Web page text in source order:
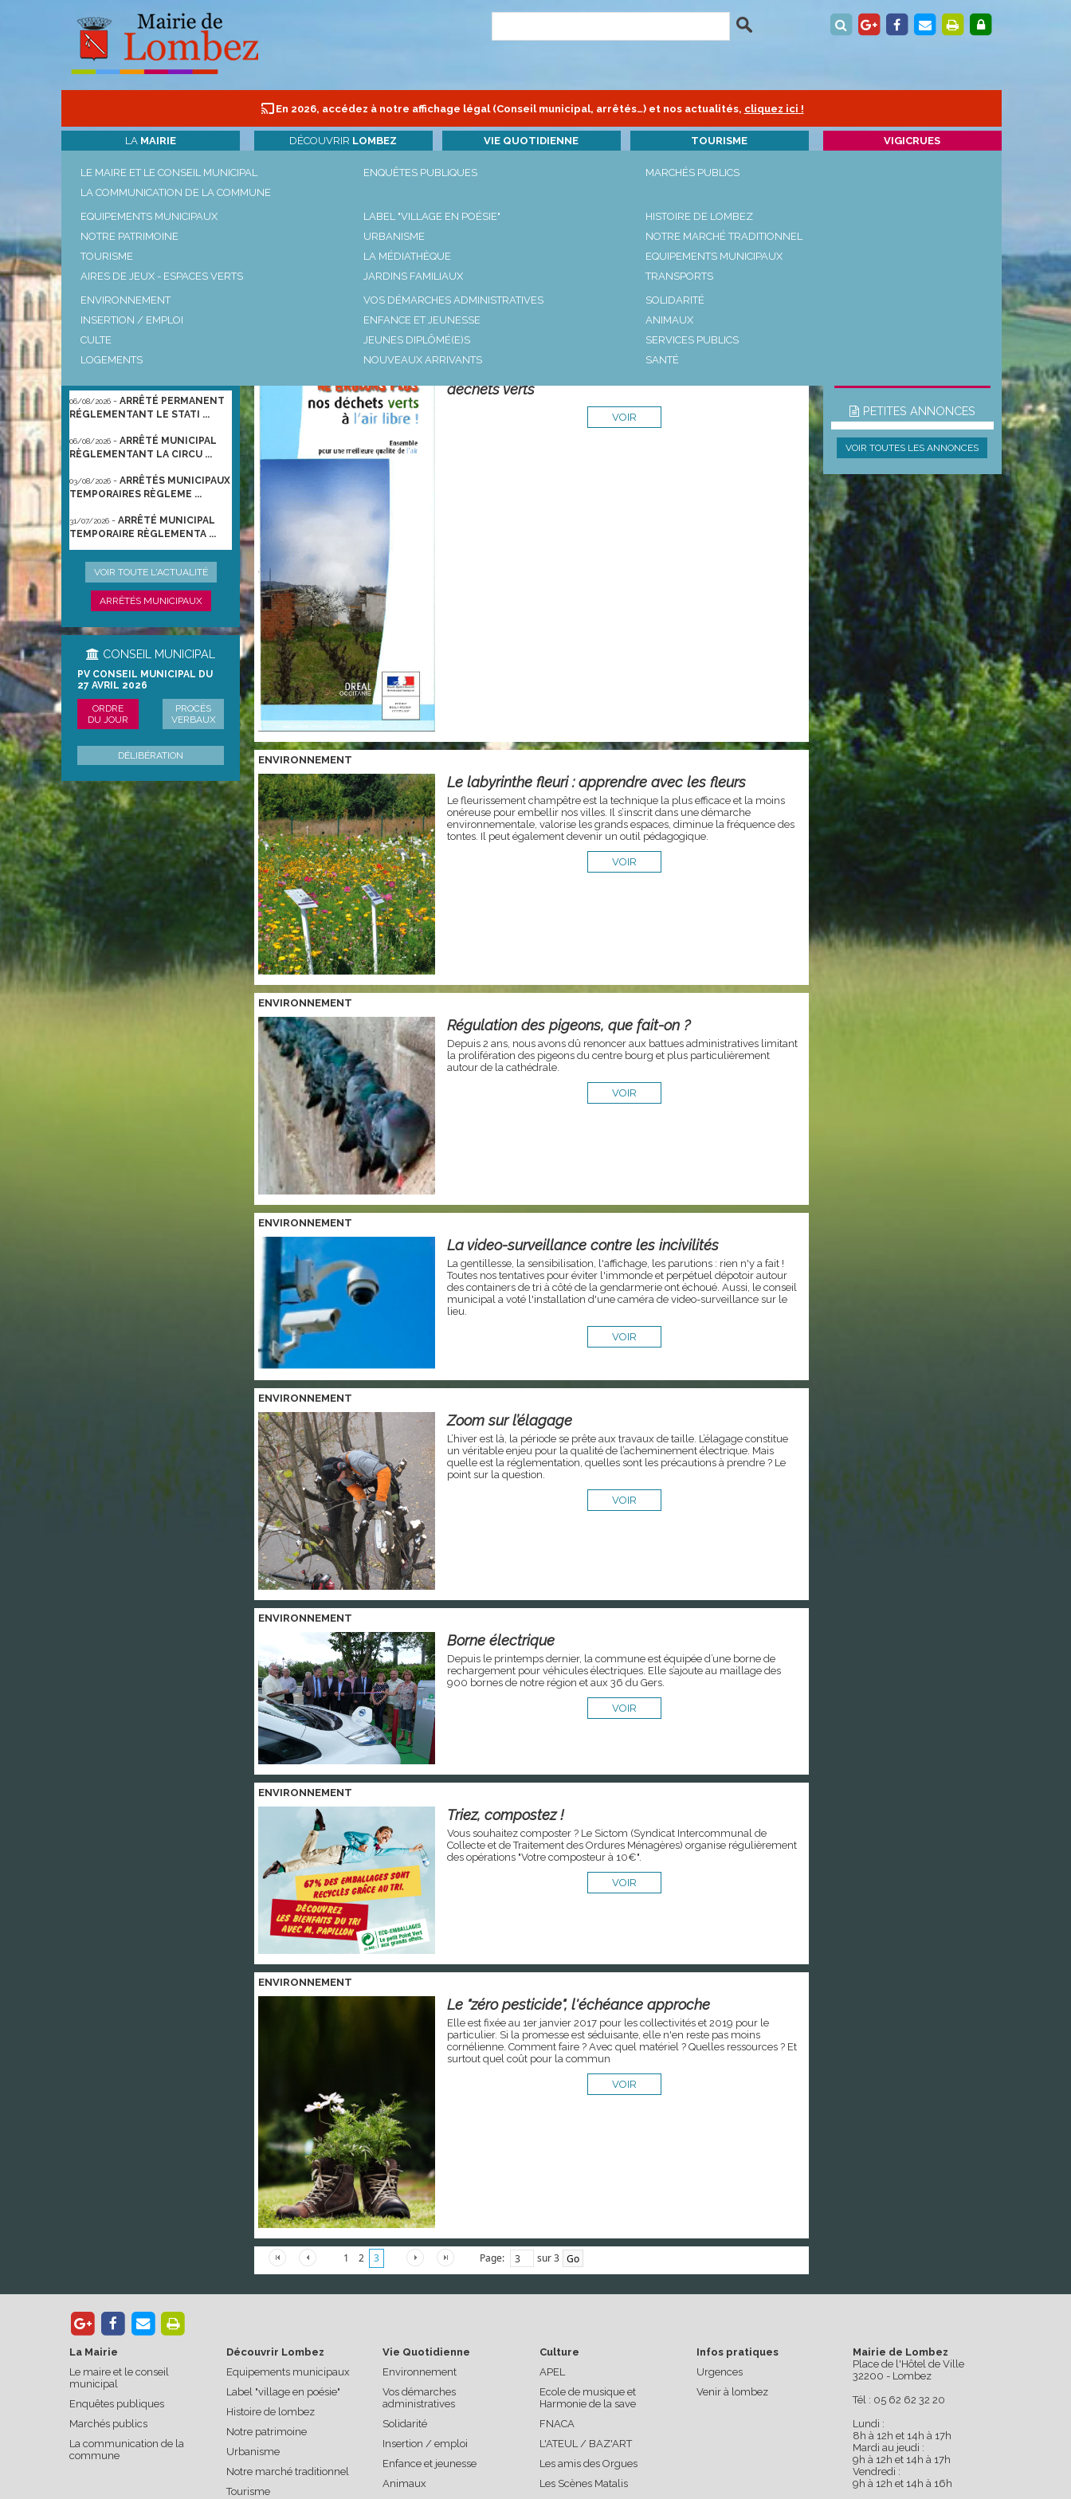
En 2026, accédez à notre affichage légal (Conseil municipal, arrêtés…) et nos actualités, cliquez ici !
LA MAIRIE DÉCOUVRIR LOMBEZ VIE QUOTIDIENNE TOURISME VIGICRUES
LE MAIRE ET LE CONSEIL MUNICIPAL ENQUÊTES PUBLIQUES
MARCHÉS PUBLICS
LA COMMUNICATION DE LA COMMUNE
EQUIPEMENTS MUNICIPAUX
LABEL "VILLAGE EN POÉSIE"
HISTOIRE DE LOMBEZ
NOTRE PATRIMOINE
URBANISME
NOTRE MARCHÉ TRADITIONNEL
TOURISME
LA MÉDIATHÈQUE
EQUIPEMENTS MUNICIPAUX
AIRES DE JEUX - ESPACES VERTS
JARDINS FAMILIAUX
TRANSPORTS
ENVIRONNEMENT
VOS DÉMARCHES ADMINISTRATIVES
SOLIDARITÉ
INSERTION / EMPLOI
ENFANCE ET JEUNESSE
ANIMAUX
CULTE
JEUNES DIPLÔMÉ(E)S
SERVICES PUBLICS
LOGEMENTS
NOUVEAUX ARRIVANTS SANTÉ
06/08/2026-ARRÊTÉ PORTANT
06/08/2026 - ARRÊTÉ PERMANENT
RÉGLEMENTANT LE STATI ...
06/08/2026 - ARRÊTÉ MUNICIPAL
RÈGLEMENTANT LA CIRCU ...
03/08/2026 - ARRÊTÉS MUNICIPAUX
TEMPORAIRES RÈGLEME ...
31/07/2026 - ARRÊTÉ MUNICIPAL
TEMPORAIRE RÈGLEMENTA ...
22/06/2026-ARRÊTÉ
PRÉFECTORAL DU 21/06/2026
VOIR TOUTE L'ACTUALITÉ
ARRÊTÉS MUNICIPAUX
CONSEIL MUNICIPAL
PV CONSEIL MUNICIPAL DU
27 AVRIL 2026
ORDRE
DU JOUR
PROCÈS
VERBAUX
DÉLIBÉRATION
Publié le 31/07/2022
AP du 08/08/2022 AU 31/10/2022 portant limitation des prélèvements
d'eau sur l'ensemble des axes réalimentés du système Neste
Consulter l'arrêté Préfectoral
Arrêté Préfectoral modificatif
déchets verts
VOIR
ENVIRONNEMENT
Le labyrinthe fleuri : apprendre avec les fleurs
Le fleurissement champêtre est la technique la plus efficace et la moins
onéreuse pour embellir nos villes. Il s’inscrit dans une démarche
environnementale, valorise les grands espaces, diminue la fréquence des
tontes. Il peut également devenir un outil pédagogique.
VOIR
ENVIRONNEMENT
Régulation des pigeons, que fait-on ?
Depuis 2 ans, nous avons dû renoncer aux battues administratives limitant
la prolifération des pigeons du centre bourg et plus particulièrement
autour de la cathédrale.
VOIR
ENVIRONNEMENT
La video-surveillance contre les incivilités
La gentillesse, la sensibilisation, l'affichage, les parutions : rien n'y a fait !
Toutes nos tentatives pour éviter l'immonde et perpétuel dépotoir autour
des containers de tri à côté de la gendarmerie ont échoué. Aussi, le conseil
municipal a voté l'installation d'une caméra de video-surveillance sur le
lieu.
VOIR
ENVIRONNEMENT
Zoom sur l’élagage
L’hiver est là, la période se prête aux travaux de taille. L’élagage constitue
un véritable enjeu pour la qualité de l’acheminement électrique. Mais
quelle est la réglementation, quelles sont les précautions à prendre ? Le
point sur la question.
VOIR
ENVIRONNEMENT
Borne électrique
Depuis le printemps dernier, la commune est équipée d’une borne de
rechargement pour véhicules électriques. Elle s’ajoute au maillage des
900 bornes de notre région et aux 36 du Gers.
VOIR
ENVIRONNEMENT
Triez, compostez !
Vous souhaitez composter ? Le Sictom (Syndicat Intercommunal de
Collecte et de Traitement des Ordures Ménagères) organise régulièrement
des opérations "Votre composteur à 10€".
VOIR
ENVIRONNEMENT
Le "zéro pesticide", l'échéance approche
Elle est fixée au 1er janvier 2017 pour les collectivités et 2019 pour le
particulier. Si la promesse est séduisante, elle n'en reste pas moins
cornélienne. Comment faire ? Avec quel matériel ? Quelles ressources ? Et
surtout quel coût pour la commun
VOIR
1 2 3 Page: sur 3
PETITES ANNONCES
VOIR TOUTES LES ANNONCES
La Mairie
Le maire et le conseil
municipal
Enquêtes publiques
Marchés publics
La communication de la
commune
Découvrir Lombez
Equipements municipaux
Label "village en poésie"
Histoire de lombez
Notre patrimoine
Urbanisme
Notre marché traditionnel
Tourisme
Vie Quotidienne
Environnement
Vos démarches
administratives
Solidarité
Insertion / emploi
Enfance et jeunesse
Animaux
Culture
APEL
Ecole de musique et
Harmonie de la save
FNACA
L'ATEUL / BAZ'ART
Les amis des Orgues
Les Scènes Matalis
Infos pratiques
Urgences
Venir à lombez
Mairie de Lombez
Place de l'Hôtel de Ville
32200 - Lombez
Tél : 05 62 62 32 20
Lundi :
8h à 12h et 14h à 17h
Mardi au jeudi :
9h à 12h et 14h à 17h
Vendredi :
9h à 12h et 14h à 16h